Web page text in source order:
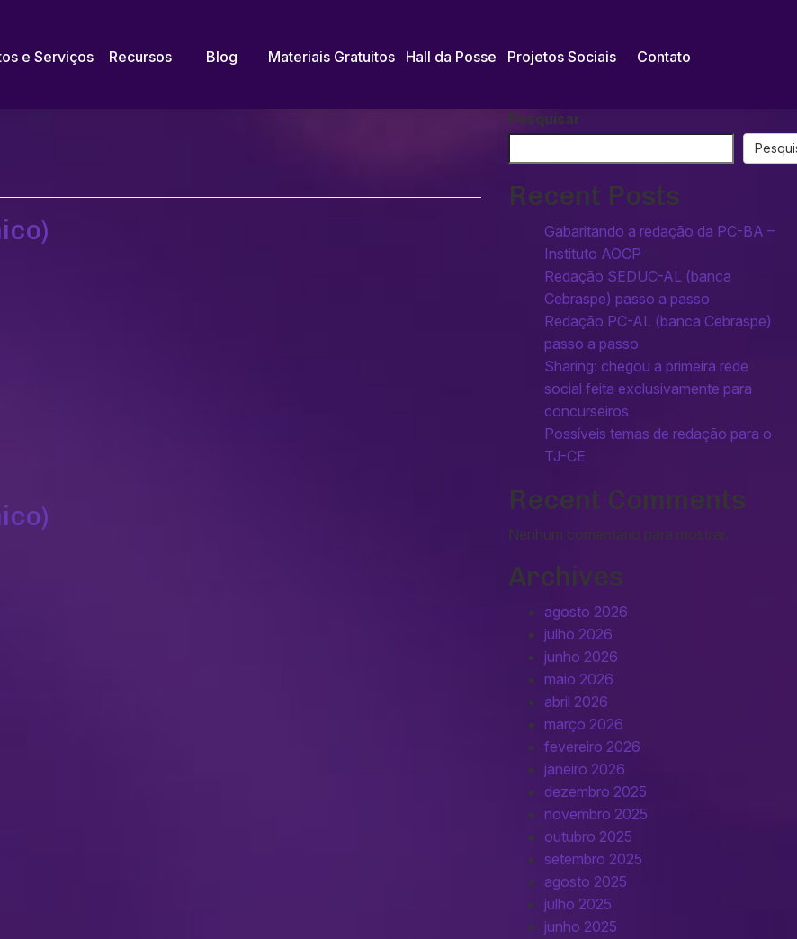
e Serviços Recursos Blog Materiais Gratuitos Hall da Posse Projetos Sociais Contato
Pesquisar
Recent Posts
Gabaritando a redação da PC-BA –
Instituto AOCP
Redação SEDUC-AL (banca
Cebraspe) passo a passo
Redação PC-AL (banca Cebraspe)
passo a passo
Sharing: chegou a primeira rede
social feita exclusivamente para
concurseiros
Possíveis temas de redação para o
TJ-CE
Recent Comments
Nenhum comentário para mostrar.
Archives
agosto 2026
julho 2026
junho 2026
maio 2026
abril 2026
março 2026
fevereiro 2026
janeiro 2026
dezembro 2025
novembro 2025
outubro 2025
setembro 2025
agosto 2025
julho 2025
junho 2025